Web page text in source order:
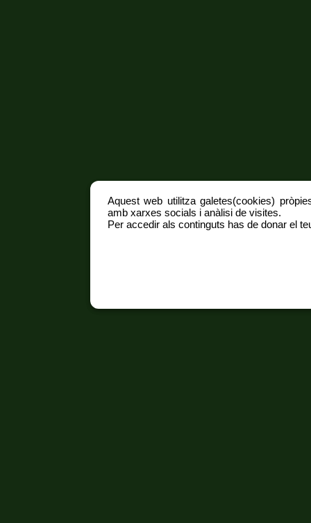
Aquest web utilitza galetes(cookies)
amb xarxes socials i anàlisi de visites.
Per accedir als continguts has de donar el